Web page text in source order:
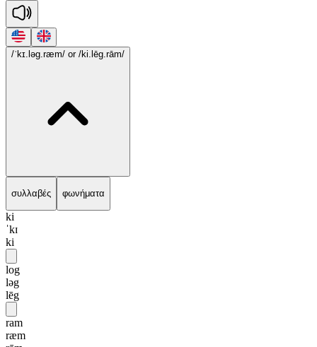
/ˈkɪ.ləg.ræm/ or /ki.lēg.rām/
συλλαβές φωνήματα
ki
ˈkɪ
ki
log
ləg
lēg
ram
ræm